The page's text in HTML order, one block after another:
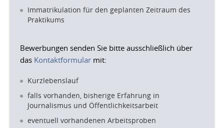
Immatrikulation für den geplanten Zeitraum des
Praktikums
Bewerbungen senden Sie bitte ausschließlich über
das Kontaktformular mit:
Kurzlebenslauf
falls vorhanden, bisherige Erfahrung in
Journalismus und Öffentlichkeitsarbeit
eventuell vorhandenen Arbeitsproben